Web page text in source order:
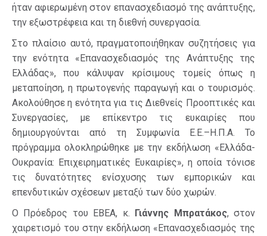
ήταν αφιερωμένη στον επανασχεδιασμό της ανάπτυξης,
την εξωστρέφεια και τη διεθνή συνεργασία.
Στο πλαίσιο αυτό, πραγματοποιήθηκαν συζητήσεις για
την ενότητα «Επανασχεδιασμός της Ανάπτυξης της
Ελλάδας», που κάλυψαν κρίσιμους τομείς όπως η
μεταποίηση, η πρωτογενής παραγωγή και ο τουρισμός.
Ακολούθησε η ενότητα για τις Διεθνείς Προοπτικές και
Συνεργασίες, με επίκεντρο τις ευκαιρίες που
δημιουργούνται από τη Συμφωνία Ε.Ε.–Η.Π.Α. Το
πρόγραμμα ολοκληρώθηκε με την εκδήλωση «Ελλάδα-
Ουκρανία: Επιχειρηματικές Ευκαιρίες», η οποία τόνισε
τις δυνατότητες ενίσχυσης των εμπορικών και
επενδυτικών σχέσεων μεταξύ των δύο χωρών.
Ο Πρόεδρος του ΕΒΕΑ, κ. Γιάννης Μπρατάκος, στον
χαιρετισμό του στην εκδήλωση «Επανασχεδιασμός της